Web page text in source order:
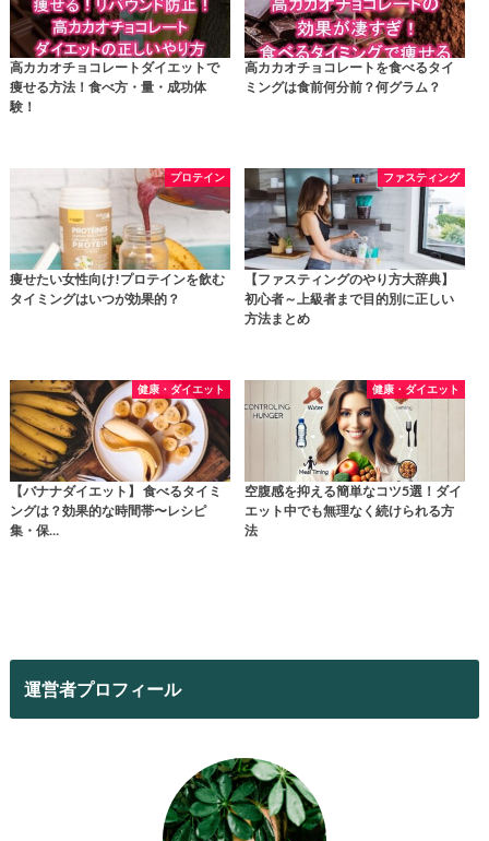
高カカオチョコレートダイエットで
痩せる方法！食べ方・量・成功体
験！
高カカオチョコレートを食べるタイ
ミングは食前何分前？何グラム？
プロテイン
痩せたい女性向け!プロテインを飲む
タイミングはいつが効果的？
ファスティング
【ファスティングのやり方大辞典】
初心者～上級者まで目的別に正しい
方法まとめ
健康・ダイエット
【バナナダイエット】 食べるタイミ
ングは？効果的な時間帯〜レシピ
集・保…
健康・ダイエット
空腹感を抑える簡単なコツ5選！ダイ
エット中でも無理なく続けられる方
法
運営者プロフィール